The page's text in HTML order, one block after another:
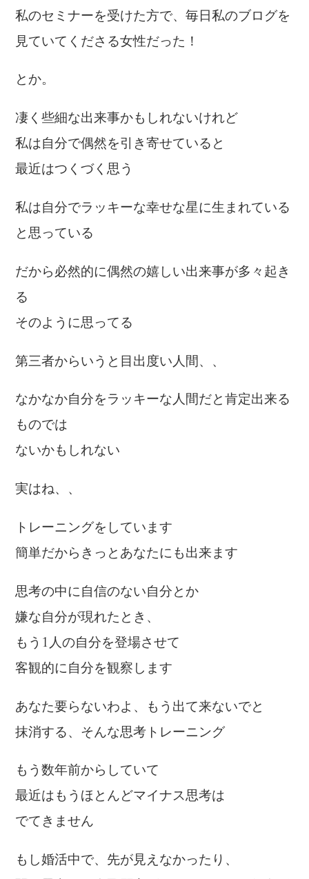
私のセミナーを受けた方で、毎日私のブログを
見ていてくださる女性だった！
とか。
凄く些細な出来事かもしれないけれど
私は自分で偶然を引き寄せていると
最近はつくづく思う
私は自分でラッキーな幸せな星に生まれている
と思っている
だから必然的に偶然の嬉しい出来事が多々起き
る
そのように思ってる
第三者からいうと目出度い人間、、
なかなか自分をラッキーな人間だと肯定出来る
ものでは
ないかもしれない
実はね、、
トレーニングをしています
簡単だからきっとあなたにも出来ます
思考の中に自信のない自分とか
嫌な自分が現れたとき、
もう1人の自分を登場させて
客観的に自分を観察します
あなた要らないわよ、もう出て来ないでと
抹消する、そんな思考トレーニング
もう数年前からしていて
最近はもうほとんどマイナス思考は
でてきません
もし婚活中で、先が見えなかったり、